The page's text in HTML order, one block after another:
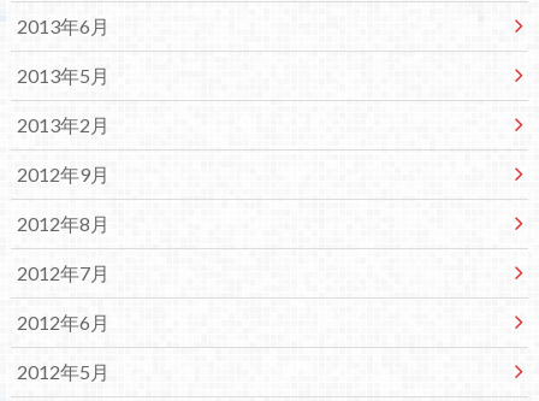
2013年6月
2013年5月
2013年2月
2012年9月
2012年8月
2012年7月
2012年6月
2012年5月